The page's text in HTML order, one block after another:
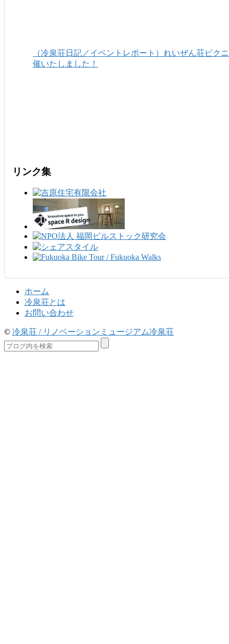
（冷泉荘日記／イベントレポート）れいぜん荘ピク
催いたしました！
リンク集
ホーム
冷泉荘とは
お問い合わせ
© 冷泉荘 / リノベーションミュージアム冷泉荘